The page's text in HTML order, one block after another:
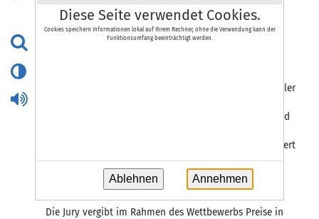
am 24. Oktober 2014, ab 19.00 Uhr,
im Zoo Leipzig / Eventbereich Gondwanaland
hervorragende Programmbeiträge privater kommerzieller
gewürdigt. Außerdem sollen das große Engagement und
und über die drei Bundesländer berichtet wird, honoriert
und den Preisträgern eine große öffentliche
Aufmerksamkeit für ihre Leistungen zuteilwerden.
Die Jury vergibt im Rahmen des Wettbewerbs Preise in
Diese Seite verwendet Cookies.
Cookies speichern Informationen lokal auf Ihrem Rechner, ohne die Verwendung kann der
Funktionsumfang beeinträchtigt werden.
Annehmen
Ablehnen